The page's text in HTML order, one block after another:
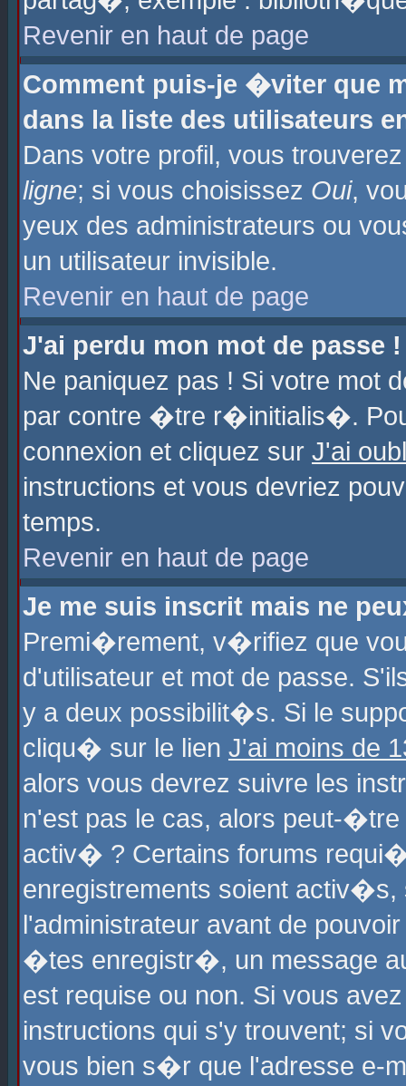
Revenir en haut de page
Comment puis-je �viter que
dans la liste des utilisateurs
Dans votre profil, vous
ligne; si vous choisissez Oui,
yeux des administrateurs ou
un utilisateur invisible.
Revenir en haut de page
J'ai perdu mon mot de passe !
Ne paniquez pas ! Si votre
par contre �tre r�initialis�.
connexion et cliquez sur J'ai
instructions et vous devriez
temps.
Revenir en haut de page
Je me suis inscrit mais ne
Premi�rement, v�rifiez que
d'utilisateur et mot de passe.
y a deux possibilit�s. Si le
cliqu� sur le lien J'ai moins de
alors vous devrez suivre les
n'est pas le cas, alors peut-
activ� ? Certains forums
enregistrements soient
l'administrateur avant de
�tes enregistr�, un message
est requise ou non. Si vous
instructions qui s'y trouvent; si
vous bien s�r que l'adresse e-